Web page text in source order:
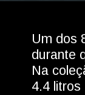
Um dos
durante
Na
4.4 litros